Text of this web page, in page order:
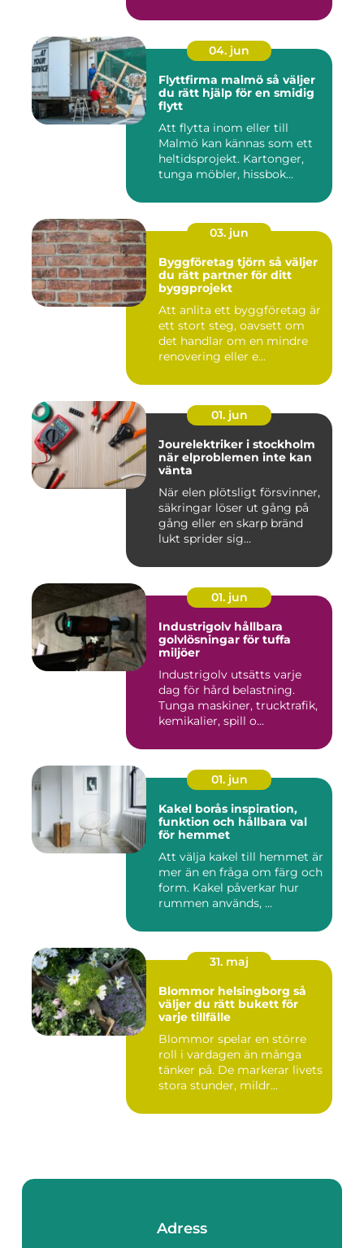
04. jun
Flyttfirma malmö så väljer
du rätt hjälp för en smidig
flytt
Att flytta inom eller till
Malmö kan kännas som ett
heltidsprojekt. Kartonger,
tunga möbler, hissbok...
03. jun
Byggföretag tjörn så väljer
du rätt partner för ditt
byggprojekt
Att anlita ett byggföretag är
ett stort steg, oavsett om
det handlar om en mindre
renovering eller e...
01. jun
Jourelektriker i stockholm
när elproblemen inte kan
vänta
När elen plötsligt försvinner,
säkringar löser ut gång på
gång eller en skarp bränd
lukt sprider sig...
01. jun
Industrigolv hållbara
golvlösningar för tuffa
miljöer
Industrigolv utsätts varje
dag för hård belastning.
Tunga maskiner, trucktrafik,
kemikalier, spill o...
01. jun
Kakel borås inspiration,
funktion och hållbara val
för hemmet
Att välja kakel till hemmet är
mer än en fråga om färg och
form. Kakel påverkar hur
rummen används, ...
31. maj
Blommor helsingborg så
väljer du rätt bukett för
varje tillfälle
Blommor spelar en större
roll i vardagen än många
tänker på. De markerar livets
stora stunder, mildr...
Adress